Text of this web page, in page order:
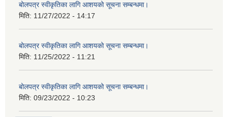
बोलपत्र स्वीकृतिका लागि आशयको सूचना सम्बन्धमा।
मिति: 11/27/2022 - 14:17
बोलपत्र स्वीकृतिका लागि आशयको सूचना सम्बन्धमा।
मिति: 11/25/2022 - 11:21
बोलपत्र स्वीकृतिका लागि आशयको सूचना सम्बन्धमा।
मिति: 09/23/2022 - 10:23